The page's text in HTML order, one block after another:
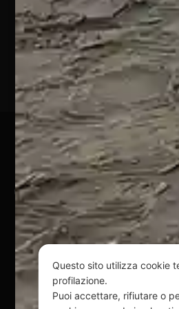
Marina
(TE)
P.Iva
01828920676
Pagamenti
@ Copyright 2024 Webpesca è
Andrenacci P.Iva
Via G. Galilei n. 2 – 64018
Mail: info@webpesca.it| Pec:
Questo sito è protetto da
Privacy Policy e Terms
Questo sito utilizza cookie
profilazione.
Puoi accettare, rifiutare o